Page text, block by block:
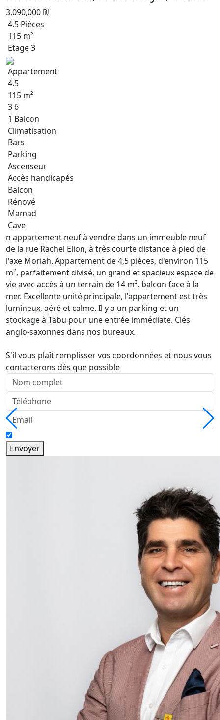
3,090,000 ₪
4.5 Pièces
115 m²
Etage 3
Appartement
4.5
115 m²
3 6
1 Balcon
Climatisation
Bars
Parking
Ascenseur
Accès handicapés
Balcon
Rénové
Mamad
Cave
n appartement neuf à vendre dans un immeuble neuf
de la rue Rachel Elion, à très courte distance à pied de
l'axe Moriah. Appartement de 4,5 pièces, d'environ 115
m², parfaitement divisé, un grand et spacieux espace de
vie avec accès à un terrain de 14 m². balcon face à la
mer. Excellente unité principale, l'appartement est très
lumineux, aéré et calme. Il y a un parking et un
stockage à Tabu pour une entrée immédiate. Clés
anglo-saxonnes dans nos bureaux.
S'il vous plaît remplisser vos coordonnées et nous vous
contacterons dès que possible
Envoyer